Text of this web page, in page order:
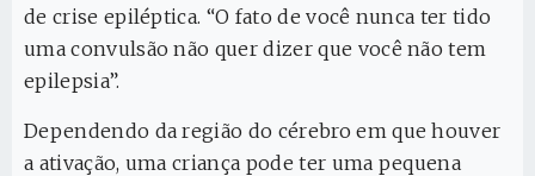
de crise epiléptica. “O fato de você nunca ter tido
uma convulsão não quer dizer que você não tem
epilepsia”.
Dependendo da região do cérebro em que houver
a ativação, uma criança pode ter uma pequena